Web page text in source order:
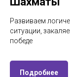
Развиваем
ситуации,
победе
Подробнее